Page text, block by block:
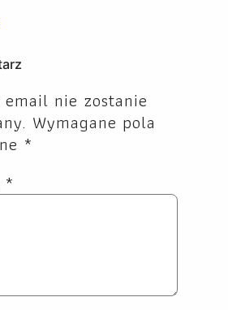
nie zostanie
Wymagane pola
*
*